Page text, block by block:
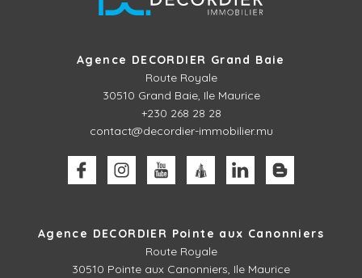
Agence DECORDIER Grand Baie
Route Royale
30510 Grand Baie, Ile Maurice
+230 268 28 28
contact@decordier-immobilier.mu
Agence DECORDIER Pointe aux Canonniers
Route Royale
30510 Pointe aux Canonniers, Ile Maurice